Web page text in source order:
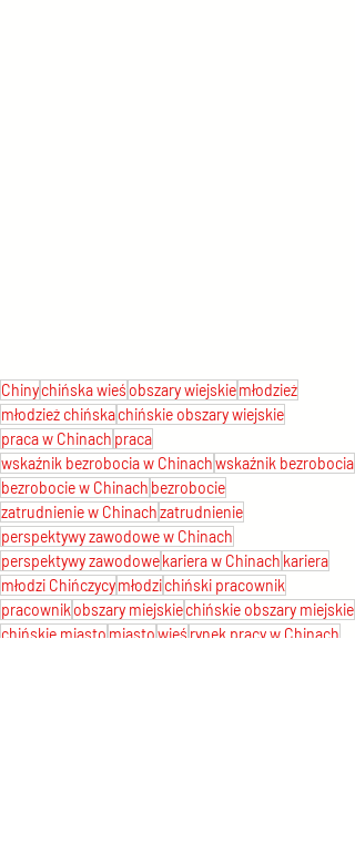
Chinychińska wieś obszary wiejskiemłodzież
młodzież chińskachińskie obszary wiejskie
praca w Chinach praca
wskaźnik bezrobocia w Chinachwskaźnik bezrobocia
bezrobocie w Chinach bezrobocie
zatrudnienie w Chinachzatrudnienie
perspektywy zawodowe w Chinach
perspektywy zawodowekariera w Chinach kariera
młodzi Chińczycymłodzichiński pracownik
pracownik obszary miejskiechińskie obszary miejskie
chińskie miasto miastowieś rynek pracy w Chinach